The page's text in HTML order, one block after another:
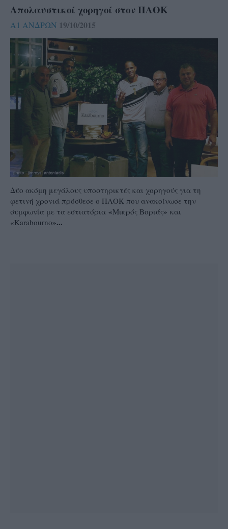
Απολαυστικοί χορηγοί στον ΠΑΟΚ
Α1 ΑΝΔΡΩΝ 19/10/2015
Δύο ακόμη μεγάλους υποστηρικτές και χορηγούς για τη
φετινή χρονιά πρόσθεσε ο ΠΑΟΚ που ανακοίνωσε την
συμφωνία με τα εστιατόρια «Μικρός Βοριάς» και
«Karabourno»...